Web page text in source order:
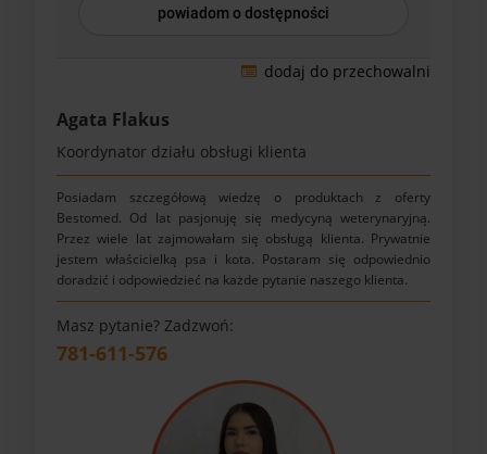
powiadom o dostępności
dodaj do przechowalni
Agata Flakus
Koordynator działu obsługi klienta
Posiadam szczegółową wiedzę o produktach z oferty
Bestomed. Od lat pasjonuję się medycyną weterynaryjną.
Przez wiele lat zajmowałam się obsługą klienta. Prywatnie
jestem właścicielką psa i kota. Postaram się odpowiednio
doradzić i odpowiedzieć na każde pytanie naszego klienta.
Masz pytanie? Zadzwoń:
781-611-576